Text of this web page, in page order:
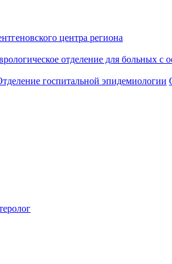
центра региона
отделение для больных
госпитальной эпидемиологии